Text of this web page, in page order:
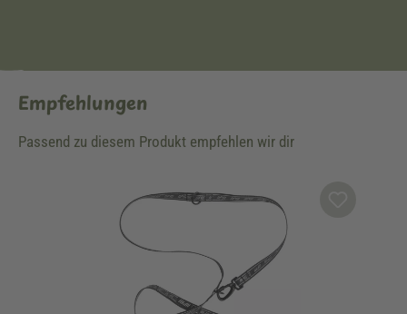
Empfehlungen
Passend zu diesem Produkt empfehlen wir dir